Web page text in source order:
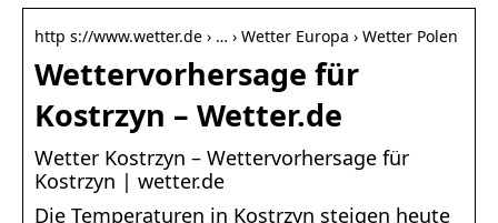
http s://www.wetter.de › … › Wetter Europa › Wetter Polen
Wettervorhersage für
Kostrzyn – Wetter.de
Wetter Kostrzyn – Wettervorhersage für
Kostrzyn | wetter.de
Die Temperaturen in Kostrzyn steigen heute